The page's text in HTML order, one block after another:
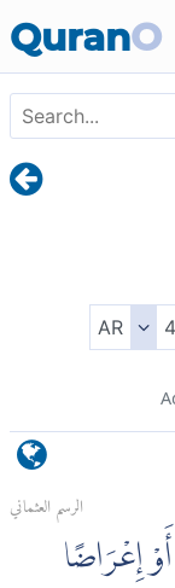
QuranO
الرسم العثماني
إِعْرَاضًا